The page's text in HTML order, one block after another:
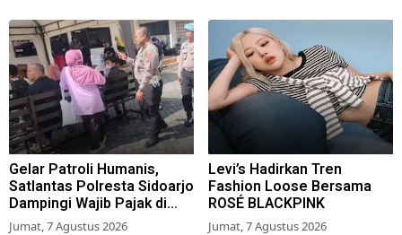
Gelar Patroli Humanis,
Satlantas Polresta Sidoarjo
Dampingi Wajib Pajak di
Samsat
Jumat, 7 Agustus 2026
Levi’s Hadirkan Tren
Fashion Loose Bersama
ROSÉ BLACKPINK
Jumat, 7 Agustus 2026